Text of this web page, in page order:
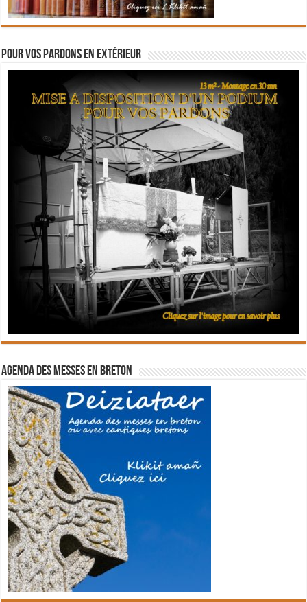
Pour vos pardons en extérieur
Agenda des messes en breton